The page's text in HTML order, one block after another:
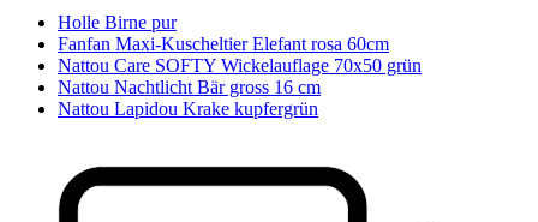
Holle Birne pur
Fanfan Maxi-Kuscheltier Elefant rosa 60cm
Nattou Care SOFTY Wickelauflage 70x50 grün
Nattou Nachtlicht Bär gross 16 cm
Nattou Lapidou Krake kupfergrün